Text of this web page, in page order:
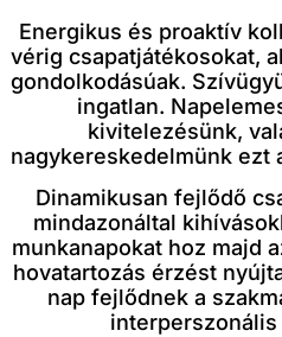
Energikus és proaktív
vérig csapatjátékosokat,
gondolkodásúak.
ingatlan.
kivitelezésünk,
nagykereskedelmünk ezt
Dinamikusan fejlődő
mindazonáltal
munkanapokat hoz majd
hovatartozás érzést
nap fejlődnek a